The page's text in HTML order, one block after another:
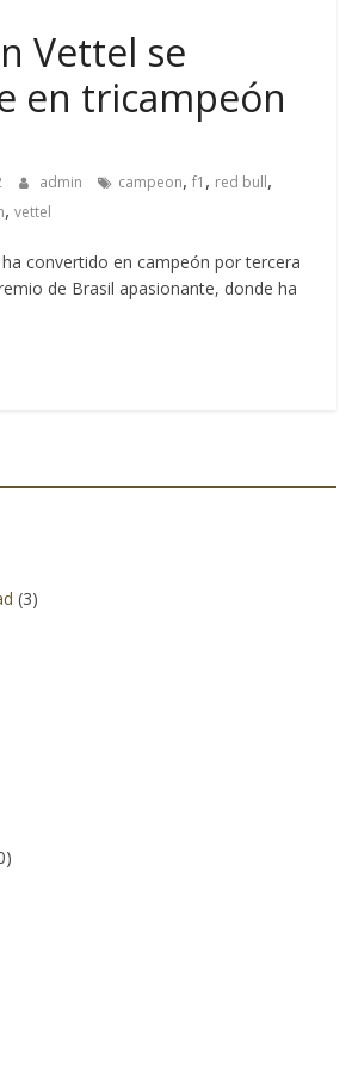
Vettel se
en tricampeón
admin campeon,f1 , red bull,
,vettel
convertido en campeón por tercera
de Brasil apasionante, donde ha
(3)